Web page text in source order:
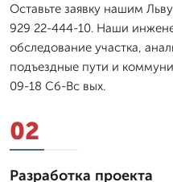
Оставьте заявку нашим
929 22-444-10. Наши
обследование участка,
подъездные пути и
09-18 Сб-Вс вых.
02
Разработка проекта